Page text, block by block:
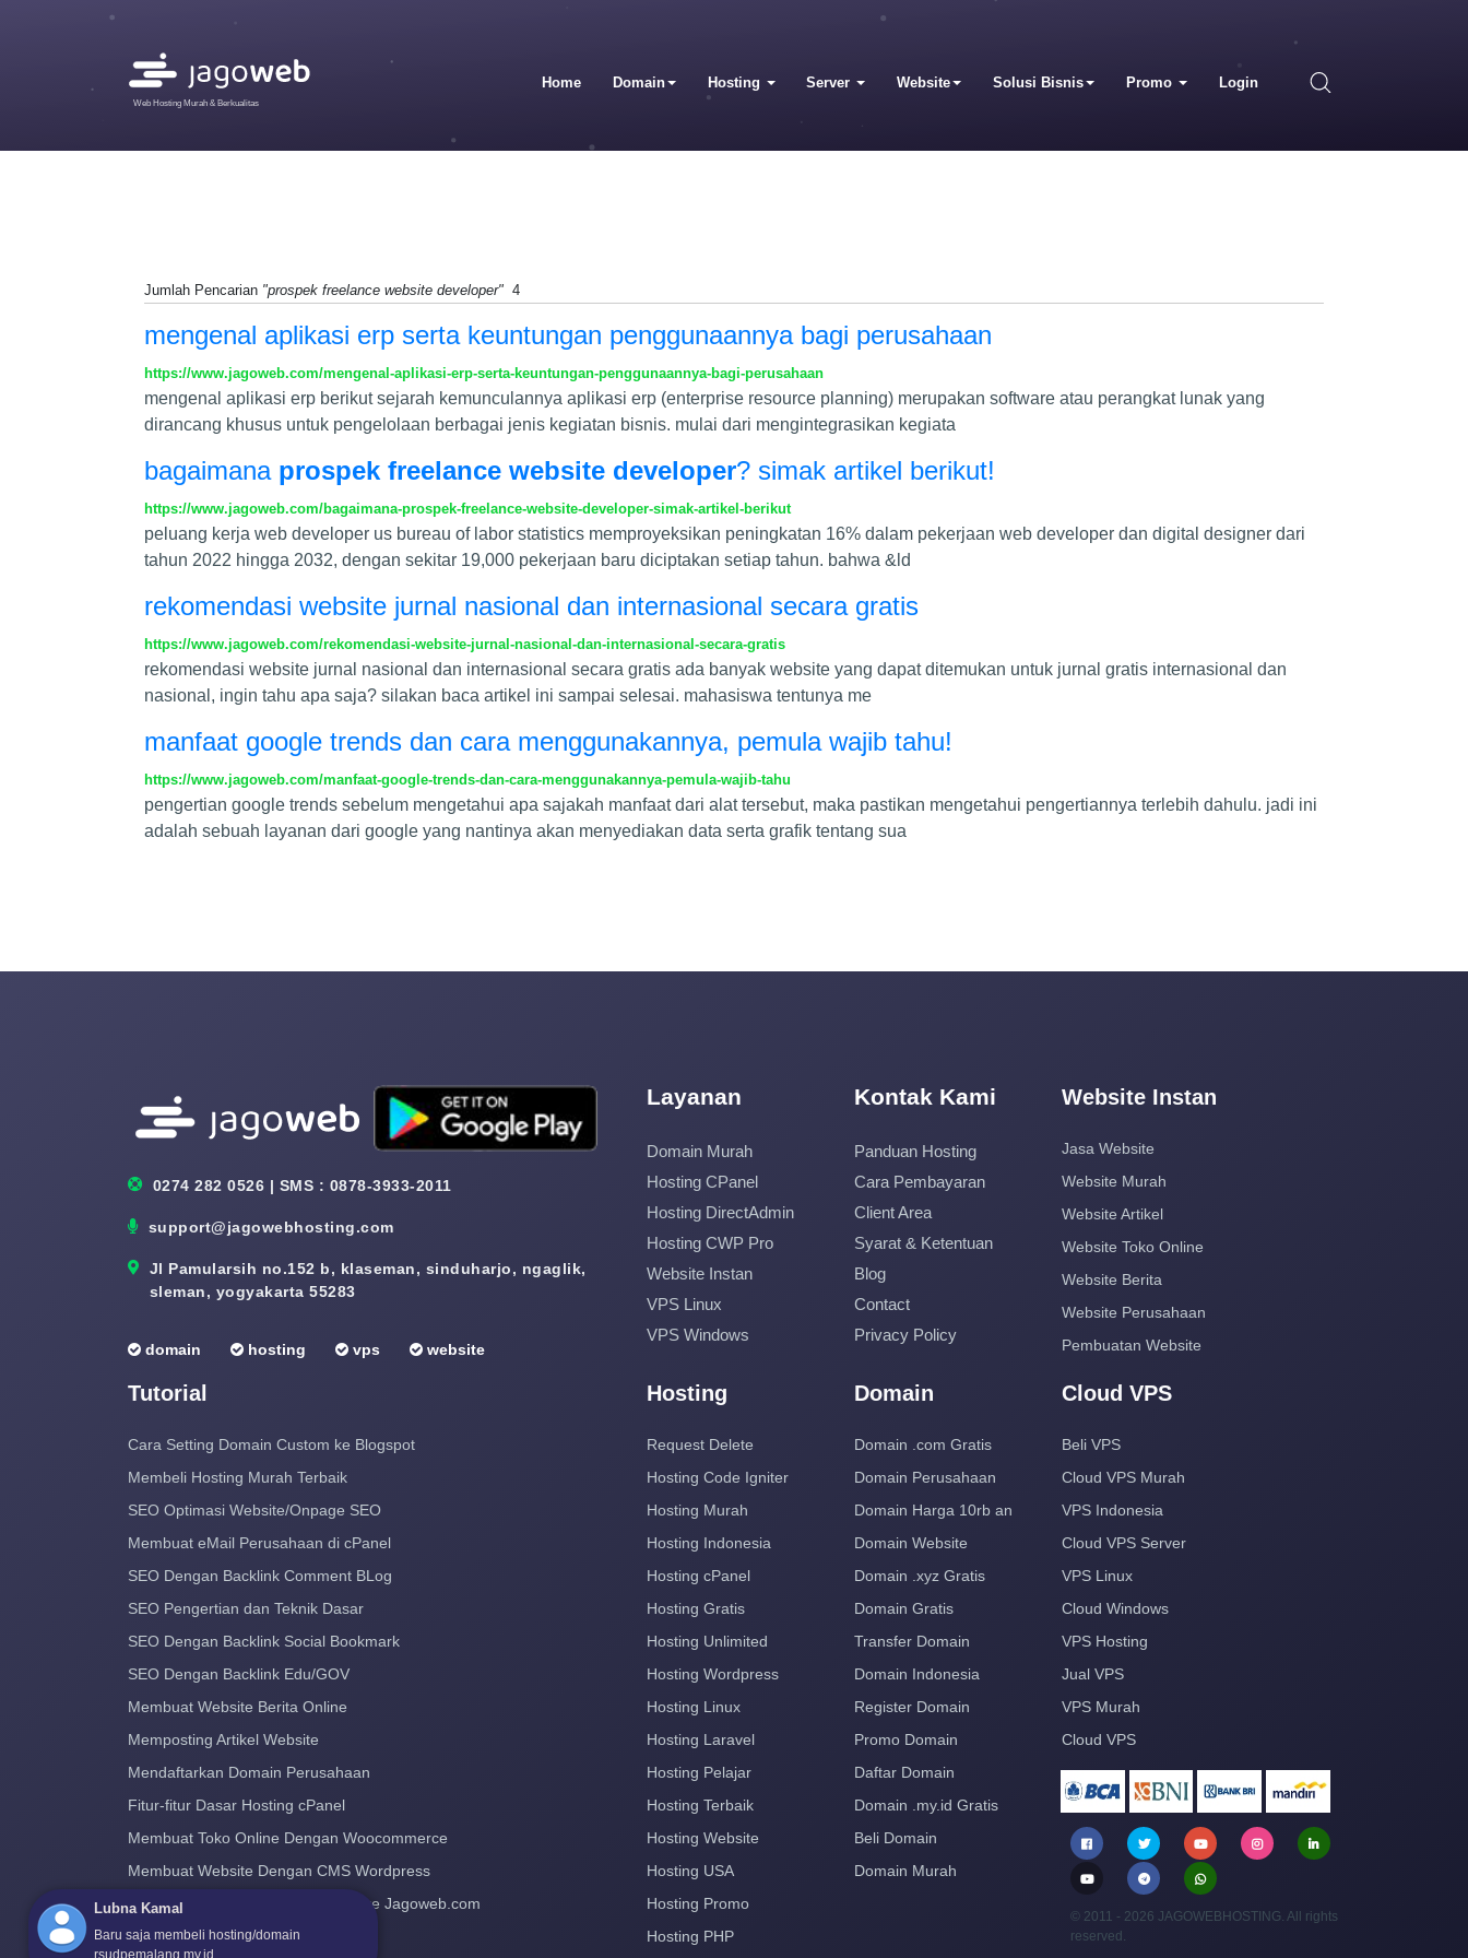
Web Hosting Murah & Berkualitas
Home Domain Hosting Server Website Solusi Bisnis Promo Login
Jumlah Pencarian "prospek freelance website developer" 4
mengenal aplikasi erp serta keuntungan penggunaannya bagi perusahaan
https://www.jagoweb.com/mengenal-aplikasi-erp-serta-keuntungan-penggunaannya-bagi-perusahaan
mengenal aplikasi erp berikut sejarah kemunculannya aplikasi erp (enterprise resource planning) merupakan software atau perangkat lunak yang
dirancang khusus untuk pengelolaan berbagai jenis kegiatan bisnis. mulai dari mengintegrasikan kegiata
bagaimana prospek freelance website developer? simak artikel berikut!
https://www.jagoweb.com/bagaimana-prospek-freelance-website-developer-simak-artikel-berikut
peluang kerja web developer us bureau of labor statistics memproyeksikan peningkatan 16% dalam pekerjaan web developer dan digital designer dari
tahun 2022 hingga 2032, dengan sekitar 19,000 pekerjaan baru diciptakan setiap tahun. bahwa &ld
rekomendasi website jurnal nasional dan internasional secara gratis
https://www.jagoweb.com/rekomendasi-website-jurnal-nasional-dan-internasional-secara-gratis
rekomendasi website jurnal nasional dan internasional secara gratis ada banyak website yang dapat ditemukan untuk jurnal gratis internasional dan
nasional, ingin tahu apa saja? silakan baca artikel ini sampai selesai. mahasiswa tentunya me
manfaat google trends dan cara menggunakannya, pemula wajib tahu!
https://www.jagoweb.com/manfaat-google-trends-dan-cara-menggunakannya-pemula-wajib-tahu
pengertian google trends sebelum mengetahui apa sajakah manfaat dari alat tersebut, maka pastikan mengetahui pengertiannya terlebih dahulu. jadi ini
adalah sebuah layanan dari google yang nantinya akan menyediakan data serta grafik tentang sua
0274 282 0526 | SMS : 0878-3933-2011
support@jagowebhosting.com
Jl Pamularsih no.152 b, klaseman, sinduharjo, ngaglik,
sleman, yogyakarta 55283
domain hosting vps website
Layanan
Domain Murah
Hosting CPanel
Hosting DirectAdmin
Hosting CWP Pro
Website Instan
VPS Linux
VPS Windows
Kontak Kami
Panduan Hosting
Cara Pembayaran
Client Area
Syarat & Ketentuan
Blog
Contact
Privacy Policy
Website Instan
Jasa Website
Website Murah
Website Artikel
Website Toko Online
Website Berita
Website Perusahaan
Pembuatan Website
Tutorial
Cara Setting Domain Custom ke Blogspot
Membeli Hosting Murah Terbaik
SEO Optimasi Website/Onpage SEO
Membuat eMail Perusahaan di cPanel
SEO Dengan Backlink Comment BLog
SEO Pengertian dan Teknik Dasar
SEO Dengan Backlink Social Bookmark
SEO Dengan Backlink Edu/GOV
Membuat Website Berita Online
Memposting Artikel Website
Mendaftarkan Domain Perusahaan
Fitur-fitur Dasar Hosting cPanel
Membuat Toko Online Dengan Woocommerce
Membuat Website Dengan CMS Wordpress
Cara Pindah Hosting dan Domain ke Jagoweb.com
Hosting
Request Delete
Hosting Code Igniter
Hosting Murah
Hosting Indonesia
Hosting cPanel
Hosting Gratis
Hosting Unlimited
Hosting Wordpress
Hosting Linux
Hosting Laravel
Hosting Pelajar
Hosting Terbaik
Hosting Website
Hosting USA
Hosting Promo
Hosting PHP
Domain
Domain .com Gratis
Domain Perusahaan
Domain Harga 10rb an
Domain Website
Domain .xyz Gratis
Domain Gratis
Transfer Domain
Domain Indonesia
Register Domain
Promo Domain
Daftar Domain
Domain .my.id Gratis
Beli Domain
Domain Murah
Cloud VPS
Beli VPS
Cloud VPS Murah
VPS Indonesia
Cloud VPS Server
VPS Linux
Cloud Windows
VPS Hosting
Jual VPS
VPS Murah
Cloud VPS
© 2011 - 2026 JAGOWEBHOSTING. All rights
reserved.
Lubna Kamal
Baru saja membeli hosting/domain
rsudpemalang.my.id